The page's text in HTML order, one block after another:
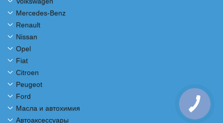
Mercedes-Benz
Renault
Nissan
Opel
Fiat
Citroen
Peugeot
Ford
Масла и автохимия
Автоаксессуары